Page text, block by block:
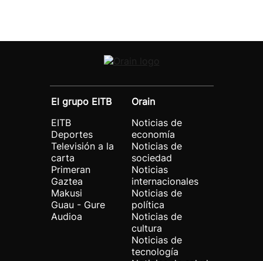
El grupo EITB
EITB
Deportes
Televisión a la
carta
Primeran
Gaztea
Makusi
Guau - Gure
Audioa
Orain
Noticias de
economía
Noticias de
sociedad
Noticias
internacionales
Noticias de
política
Noticias de
cultura
Noticias de
tecnología